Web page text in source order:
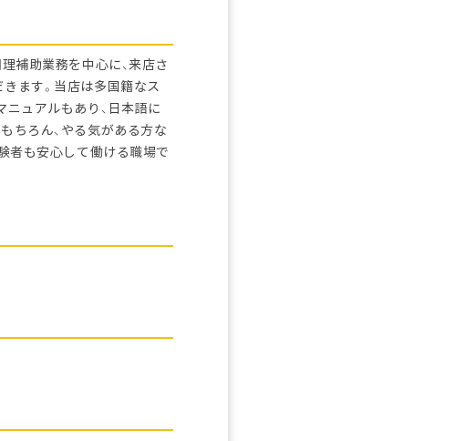
補助業務を中心に、来店さ
ます。当店は多国籍なス
ュアルもあり、日本語に
ちろん、やる気がある方な
者も安心して働ける職場で